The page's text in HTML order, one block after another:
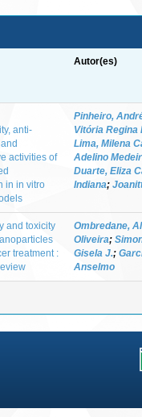
Autor(es)
anti-
activities of
in in vitro
Pinheiro,
Vitória Regina
Lima, Milena
Adelino
Duarte, Eliza
Indiana;
and toxicity
treatment :
Ombredane,
Oliveira;
Gisela J.;
Anselmo